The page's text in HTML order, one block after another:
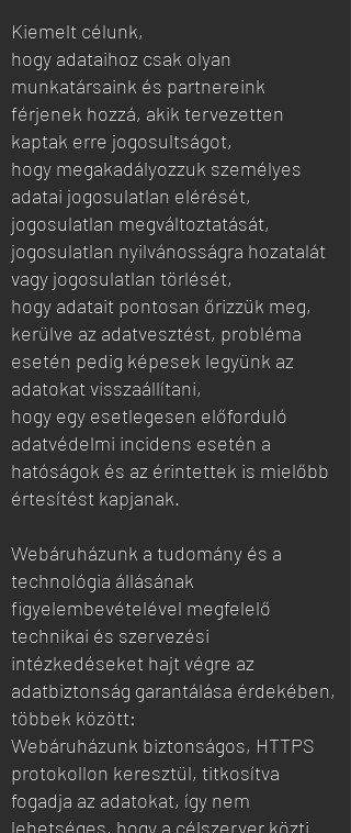
Kiemelt célunk,
hogy adataihoz csak olyan
munkatársaink és partnereink
férjenek hozzá, akik tervezetten
kaptak erre jogosultságot,
hogy megakadályozzuk személyes
adatai jogosulatlan elérését,
jogosulatlan megváltoztatását,
jogosulatlan nyilvánosságra hozatalát
vagy jogosulatlan törlését,
hogy adatait pontosan őrizzük meg,
kerülve az adatvesztést, probléma
esetén pedig képesek legyünk az
adatokat visszaállítani,
hogy egy esetlegesen előforduló
adatvédelmi incidens esetén a
hatóságok és az érintettek is mielőbb
értesítést kapjanak.
Webáruházunk a tudomány és a
technológia állásának
figyelembevételével megfelelő
technikai és szervezési
intézkedéseket hajt végre az
adatbiztonság garantálása érdekében,
többek között:
Webáruházunk biztonságos, HTTPS
protokollon keresztül, titkosítva
fogadja az adatokat, így nem
lehetséges, hogy a célszerver közti